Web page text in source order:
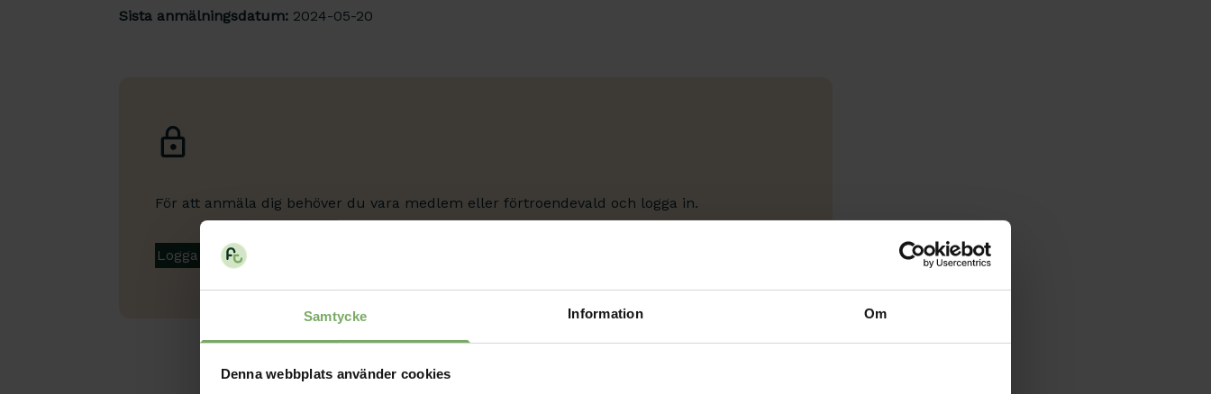
Samtycke Information Om
Denna webbplats använder cookies
Sista anmälningsdatum: 2024-05-20
För att anmäla dig behöver du vara medlem eller förtroendevald och logga in.
Logga in Bli medlem